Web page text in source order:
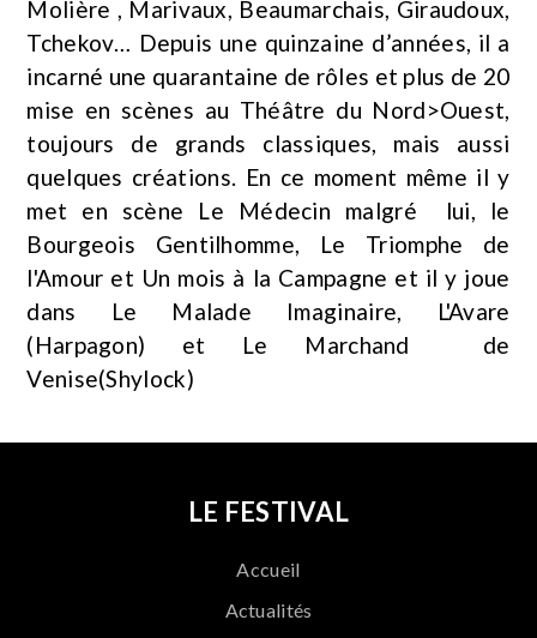
Molière , Marivaux, Beaumarchais, Giraudoux,
Tchekov… Depuis une quinzaine d’années, il a
incarné une quarantaine de rôles et plus de 20
mise en scènes au Théâtre du Nord>Ouest,
toujours de grands classiques, mais aussi
quelques créations. En ce moment même il y
met en scène Le Médecin malgré lui, le
Bourgeois Gentilhomme, Le Triomphe de
l'Amour et Un mois à la Campagne et il y joue
dans Le Malade Imaginaire, L'Avare
(Harpagon) et Le Marchand de
Venise(Shylock)
LE FESTIVAL
Accueil
Actualités